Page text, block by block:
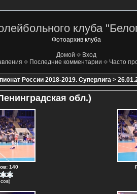
клуба
Фотоархив клуба
Домой
Вход
Последние комментарии Часто
России 2018-2019. Суперлига>
обл.)
140